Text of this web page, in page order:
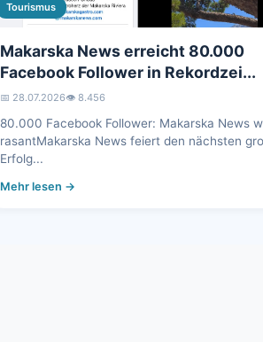
Tourismus
Makarska News erreicht 80.000
Facebook Follower in Rekordzei...
📅 28.07.2026👁️ 8.456
80.000 Facebook Follower: Makarska News
rasantMakarska News feiert den nächsten
Erfolg...
Mehr lesen →